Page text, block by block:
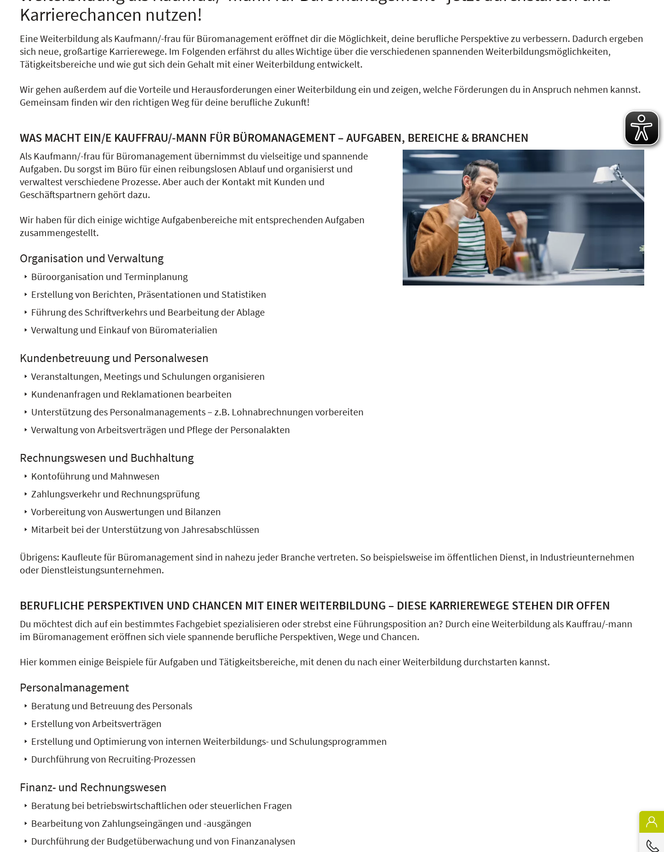
Karrierechancen nutzen!
Eine Weiterbildung als Kaufmann/-frau für Büromanagement eröffnet dir die Möglichkeit, deine berufliche Perspektive zu verbessern. Dadurch ergeben
sich neue, großartige Karrierewege. Im Folgenden erfährst du alles Wichtige über die verschiedenen spannenden Weiterbildungsmöglichkeiten,
Tätigkeitsbereiche und wie gut sich dein Gehalt mit einer Weiterbildung entwickelt.
Wir gehen außerdem auf die Vorteile und Herausforderungen einer Weiterbildung ein und zeigen, welche Förderungen du in Anspruch nehmen kannst.
Gemeinsam finden wir den richtigen Weg für deine berufliche Zukunft!
WAS MACHT EIN/E KAUFFRAU/-MANN FÜR BÜROMANAGEMENT – AUFGABEN, BEREICHE & BRANCHEN
Als Kaufmann/-frau für Büromanagement übernimmst du vielseitige und spannende
Aufgaben. Du sorgst im Büro für einen reibungslosen Ablauf und organisierst und
verwaltest verschiedene Prozesse. Aber auch der Kontakt mit Kunden und
Geschäftspartnern gehört dazu.
Wir haben für dich einige wichtige Aufgabenbereiche mit entsprechenden Aufgaben
zusammengestellt.
Organisation und Verwaltung
Büroorganisation und Terminplanung
Erstellung von Berichten, Präsentationen und Statistiken
Führung des Schriftverkehrs und Bearbeitung der Ablage
Verwaltung und Einkauf von Büromaterialien
Kundenbetreuung und Personalwesen
Veranstaltungen, Meetings und Schulungen organisieren
Kundenanfragen und Reklamationen bearbeiten
Unterstützung des Personalmanagements – z.B. Lohnabrechnungen vorbereiten
Verwaltung von Arbeitsverträgen und Pflege der Personalakten
Rechnungswesen und Buchhaltung
Kontoführung und Mahnwesen
Zahlungsverkehr und Rechnungsprüfung
Vorbereitung von Auswertungen und Bilanzen
Mitarbeit bei der Unterstützung von Jahresabschlüssen
Übrigens: Kaufleute für Büromanagement sind in nahezu jeder Branche vertreten. So beispielsweise im öffentlichen Dienst, in Industrieunternehmen
oder Dienstleistungsunternehmen.
BERUFLICHE PERSPEKTIVEN UND CHANCEN MIT EINER WEITERBILDUNG – DIESE KARRIEREWEGE STEHEN DIR OFFEN
Du möchtest dich auf ein bestimmtes Fachgebiet spezialisieren oder strebst eine Führungsposition an? Durch eine Weiterbildung als Kauffrau/-mann
im Büromanagement eröffnen sich viele spannende berufliche Perspektiven, Wege und Chancen.
Hier kommen einige Beispiele für Aufgaben und Tätigkeitsbereiche, mit denen du nach einer Weiterbildung durchstarten kannst.
Personalmanagement
Beratung und Betreuung des Personals
Erstellung von Arbeitsverträgen
Erstellung und Optimierung von internen Weiterbildungs- und Schulungsprogrammen
Durchführung von Recruiting-Prozessen
Finanz- und Rechnungswesen
Beratung bei betriebswirtschaftlichen oder steuerlichen Fragen
Bearbeitung von Zahlungseingängen und -ausgängen
Durchführung der Budgetüberwachung und von Finanzanalysen